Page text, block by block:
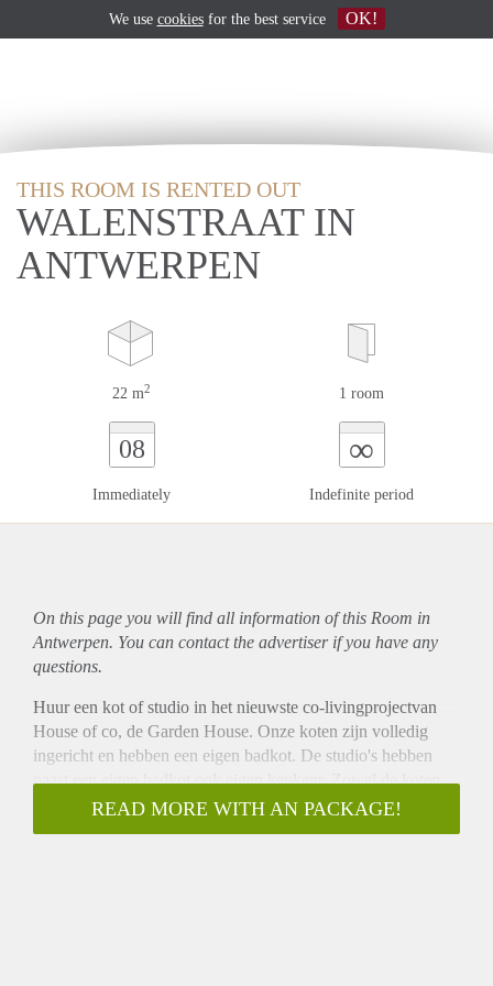
THIS ROOM IS RENTED OUT
WALENSTRAAT IN
ANTWERPEN
22 m2 1 room
08
Immediately
∞
Indefinite period
On this page you will find all information of this Room in
Antwerpen. You can contact the advertiser if you have any
questions.
Huur een kot of studio in het nieuwste co-livingprojectvan
House of co, de Garden House. Onze koten zijn volledig
ingericht en hebben een eigen badkot. De studio's hebben
naast een eigen badkot ook eigen keukenr. Zowel de koten
als de studio's zijn voorzien van een tweepersoonsbed,
bureau en inbouwkasten.
READ MORE WITH AN PACKAGE!
We use cookiesfor the best service OK!